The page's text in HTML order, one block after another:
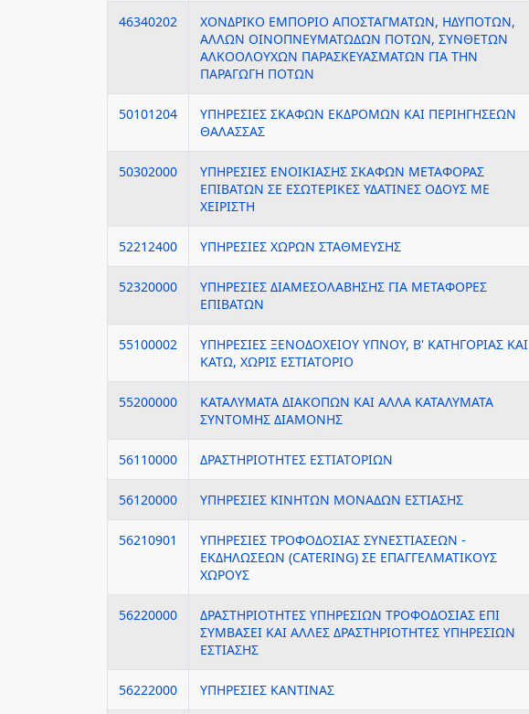
46340202
ΧΟΝΔΡΙΚΟ ΕΜΠΟΡΙΟ ΑΠΟΣΤΑΓΜΑΤΩΝ, ΗΔΥΠΟΤΩΝ,
ΑΛΛΩΝ ΟΙΝΟΠΝΕΥΜΑΤΩΔΩΝ ΠΟΤΩΝ, ΣΥΝΘΕΤΩΝ
ΑΛΚΟΟΛΟΥΧΩΝ ΠΑΡΑΣΚΕΥΑΣΜΑΤΩΝ ΓΙΑ ΤΗΝ
ΠΑΡΑΓΩΓΗ ΠΟΤΩΝ
50101204
ΥΠΗΡΕΣΙΕΣ ΣΚΑΦΩΝ ΕΚΔΡΟΜΩΝ ΚΑΙ ΠΕΡΙΗΓΗΣΕΩΝ
ΘΑΛΑΣΣΑΣ
50302000
ΥΠΗΡΕΣΙΕΣ ΕΝΟΙΚΙΑΣΗΣ ΣΚΑΦΩΝ ΜΕΤΑΦΟΡΑΣ
ΕΠΙΒΑΤΩΝ ΣΕ ΕΣΩΤΕΡΙΚΕΣ ΥΔΑΤΙΝΕΣ ΟΔΟΥΣ ΜΕ
ΧΕΙΡΙΣΤΗ
52212400 ΥΠΗΡΕΣΙΕΣ ΧΩΡΩΝ ΣΤΑΘΜΕΥΣΗΣ
52320000
ΥΠΗΡΕΣΙΕΣ ΔΙΑΜΕΣΟΛΑΒΗΣΗΣ ΓΙΑ ΜΕΤΑΦΟΡΕΣ
ΕΠΙΒΑΤΩΝ
55100002
ΥΠΗΡΕΣΙΕΣ ΞΕΝΟΔΟΧΕΙΟΥ ΥΠΝΟΥ, Β' ΚΑΤΗΓΟΡΙΑΣ ΚΑΙ
ΚΑΤΩ, ΧΩΡΙΣ ΕΣΤΙΑΤΟΡΙΟ
55200000
ΚΑΤΑΛΥΜΑΤΑ ΔΙΑΚΟΠΩΝ ΚΑΙ ΑΛΛΑ ΚΑΤΑΛΥΜΑΤΑ
ΣΥΝΤΟΜΗΣ ΔΙΑΜΟΝΗΣ
56110000 ΔΡΑΣΤΗΡΙΟΤΗΤΕΣ ΕΣΤΙΑΤΟΡΙΩΝ
56120000 ΥΠΗΡΕΣΙΕΣ ΚΙΝΗΤΩΝ ΜΟΝΑΔΩΝ ΕΣΤΙΑΣΗΣ
56210901
ΥΠΗΡΕΣΙΕΣ ΤΡΟΦΟΔΟΣΙΑΣ ΣΥΝΕΣΤΙΑΣΕΩΝ -
ΕΚΔΗΛΩΣΕΩΝ (CATERING) ΣΕ ΕΠΑΓΓΕΛΜΑΤΙΚΟΥΣ
ΧΩΡΟΥΣ
56220000
ΔΡΑΣΤΗΡΙΟΤΗΤΕΣ ΥΠΗΡΕΣΙΩΝ ΤΡΟΦΟΔΟΣΙΑΣ ΕΠΙ
ΣΥΜΒΑΣΕΙ ΚΑΙ ΑΛΛΕΣ ΔΡΑΣΤΗΡΙΟΤΗΤΕΣ ΥΠΗΡΕΣΙΩΝ
ΕΣΤΙΑΣΗΣ
56222000 ΥΠΗΡΕΣΙΕΣ ΚΑΝΤΙΝΑΣ